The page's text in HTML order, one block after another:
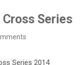
Cross Series